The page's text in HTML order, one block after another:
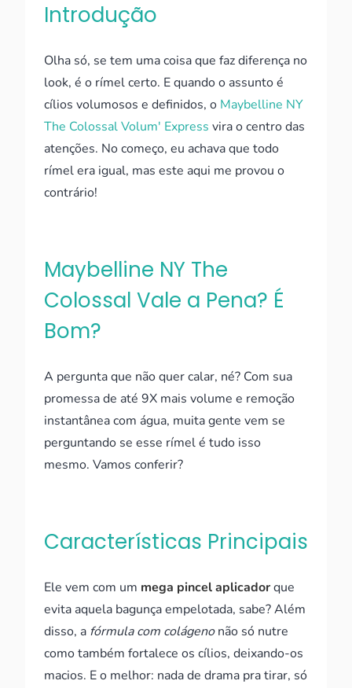
Introdução
Olha só, se tem uma coisa que faz diferença no
look, é o rímel certo. E quando o assunto é
cílios volumosos e definidos, o Maybelline NY
The Colossal Volum' Express vira o centro das
atenções. No começo, eu achava que todo
rímel era igual, mas este aqui me provou o
contrário!
Maybelline NY The
Colossal Vale a Pena? É
Bom?
A pergunta que não quer calar, né? Com sua
promessa de até 9X mais volume e remoção
instantânea com água, muita gente vem se
perguntando se esse rímel é tudo isso
mesmo. Vamos conferir?
Características Principais
Ele vem com um mega pincel aplicadorque
evita aquela bagunça empelotada, sabe? Além
disso, a fórmula com colágenonão só nutre
como também fortalece os cílios, deixando-os
macios. E o melhor: nada de drama pra tirar, só